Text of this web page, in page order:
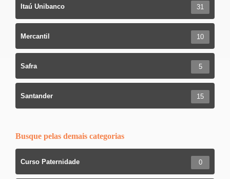
Itaú Unibanco 31
Mercantil 10
Safra 5
Santander 15
Busque pelas demais categorias
Curso Paternidade 0